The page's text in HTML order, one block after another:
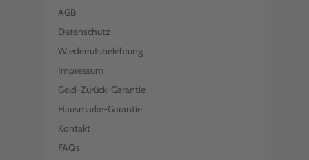
AGB
Datenschutz
Wiederrufsbelehrung
Impressum
Geld-Zurück-Garantie
Hausmarke-Garantie
Kontakt
FAQs